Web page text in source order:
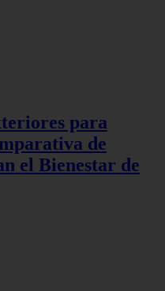
para
de
el Bienestar de